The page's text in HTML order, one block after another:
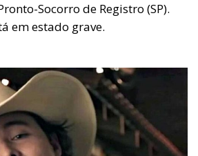
Socorro de Registro (SP).
em estado grave.